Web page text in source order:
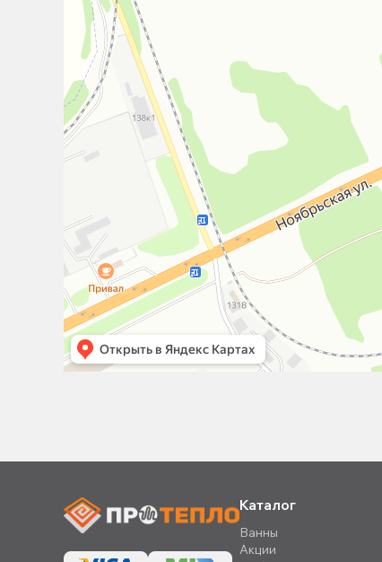
Каталог
Ванны
Акции